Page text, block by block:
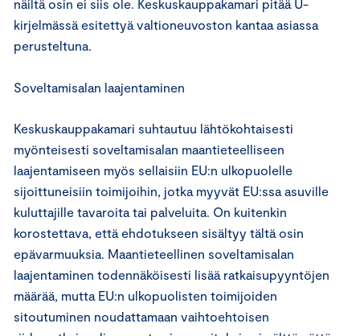
näiltä osin ei siis ole. Keskuskauppakamari pitää U-
kirjelmässä esitettyä valtioneuvoston kantaa asiassa
perusteltuna.
Soveltamisalan laajentaminen
Keskuskauppakamari suhtautuu lähtökohtaisesti
myönteisesti soveltamisalan maantieteelliseen
laajentamiseen myös sellaisiin EU:n ulkopuolelle
sijoittuneisiin toimijoihin, jotka myyvät EU:ssa asuville
kuluttajille tavaroita tai palveluita. On kuitenkin
korostettava, että ehdotukseen sisältyy tältä osin
epävarmuuksia. Maantieteellinen soveltamisalan
laajentaminen todennäköisesti lisää ratkaisupyyntöjen
määrää, mutta EU:n ulkopuolisten toimijoiden
sitoutuminen noudattamaan vaihtoehtoisen